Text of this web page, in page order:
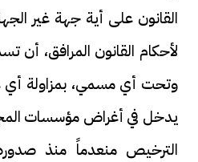
القانون على أية جهة غير
لأحكام القانون المرافق،
وتحت أي مسمي، بمزاولة
يدخل في أغراض مؤسسات
الترخيص منعدماً منذ